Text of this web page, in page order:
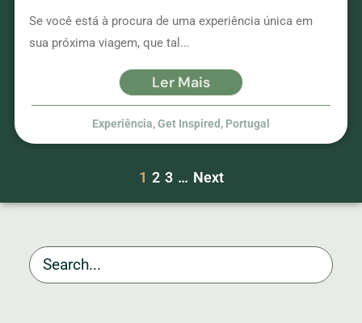
Se você está à procura de uma experiência única em
sua próxima viagem, que tal...
Ler Mais
Experiência,Get Inspired , Portugal
1 2 3 … Next